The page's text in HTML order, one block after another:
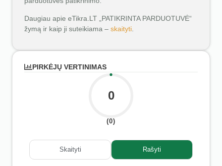
Daugiau apie eTikra.LT „PATIKRINTA PARDUOTUVĖ“
žymą ir kaip ji suteikiama – skaityti
PIRKĖJŲ VERTINIMAS
0
(0)
Skaityti Rašyti